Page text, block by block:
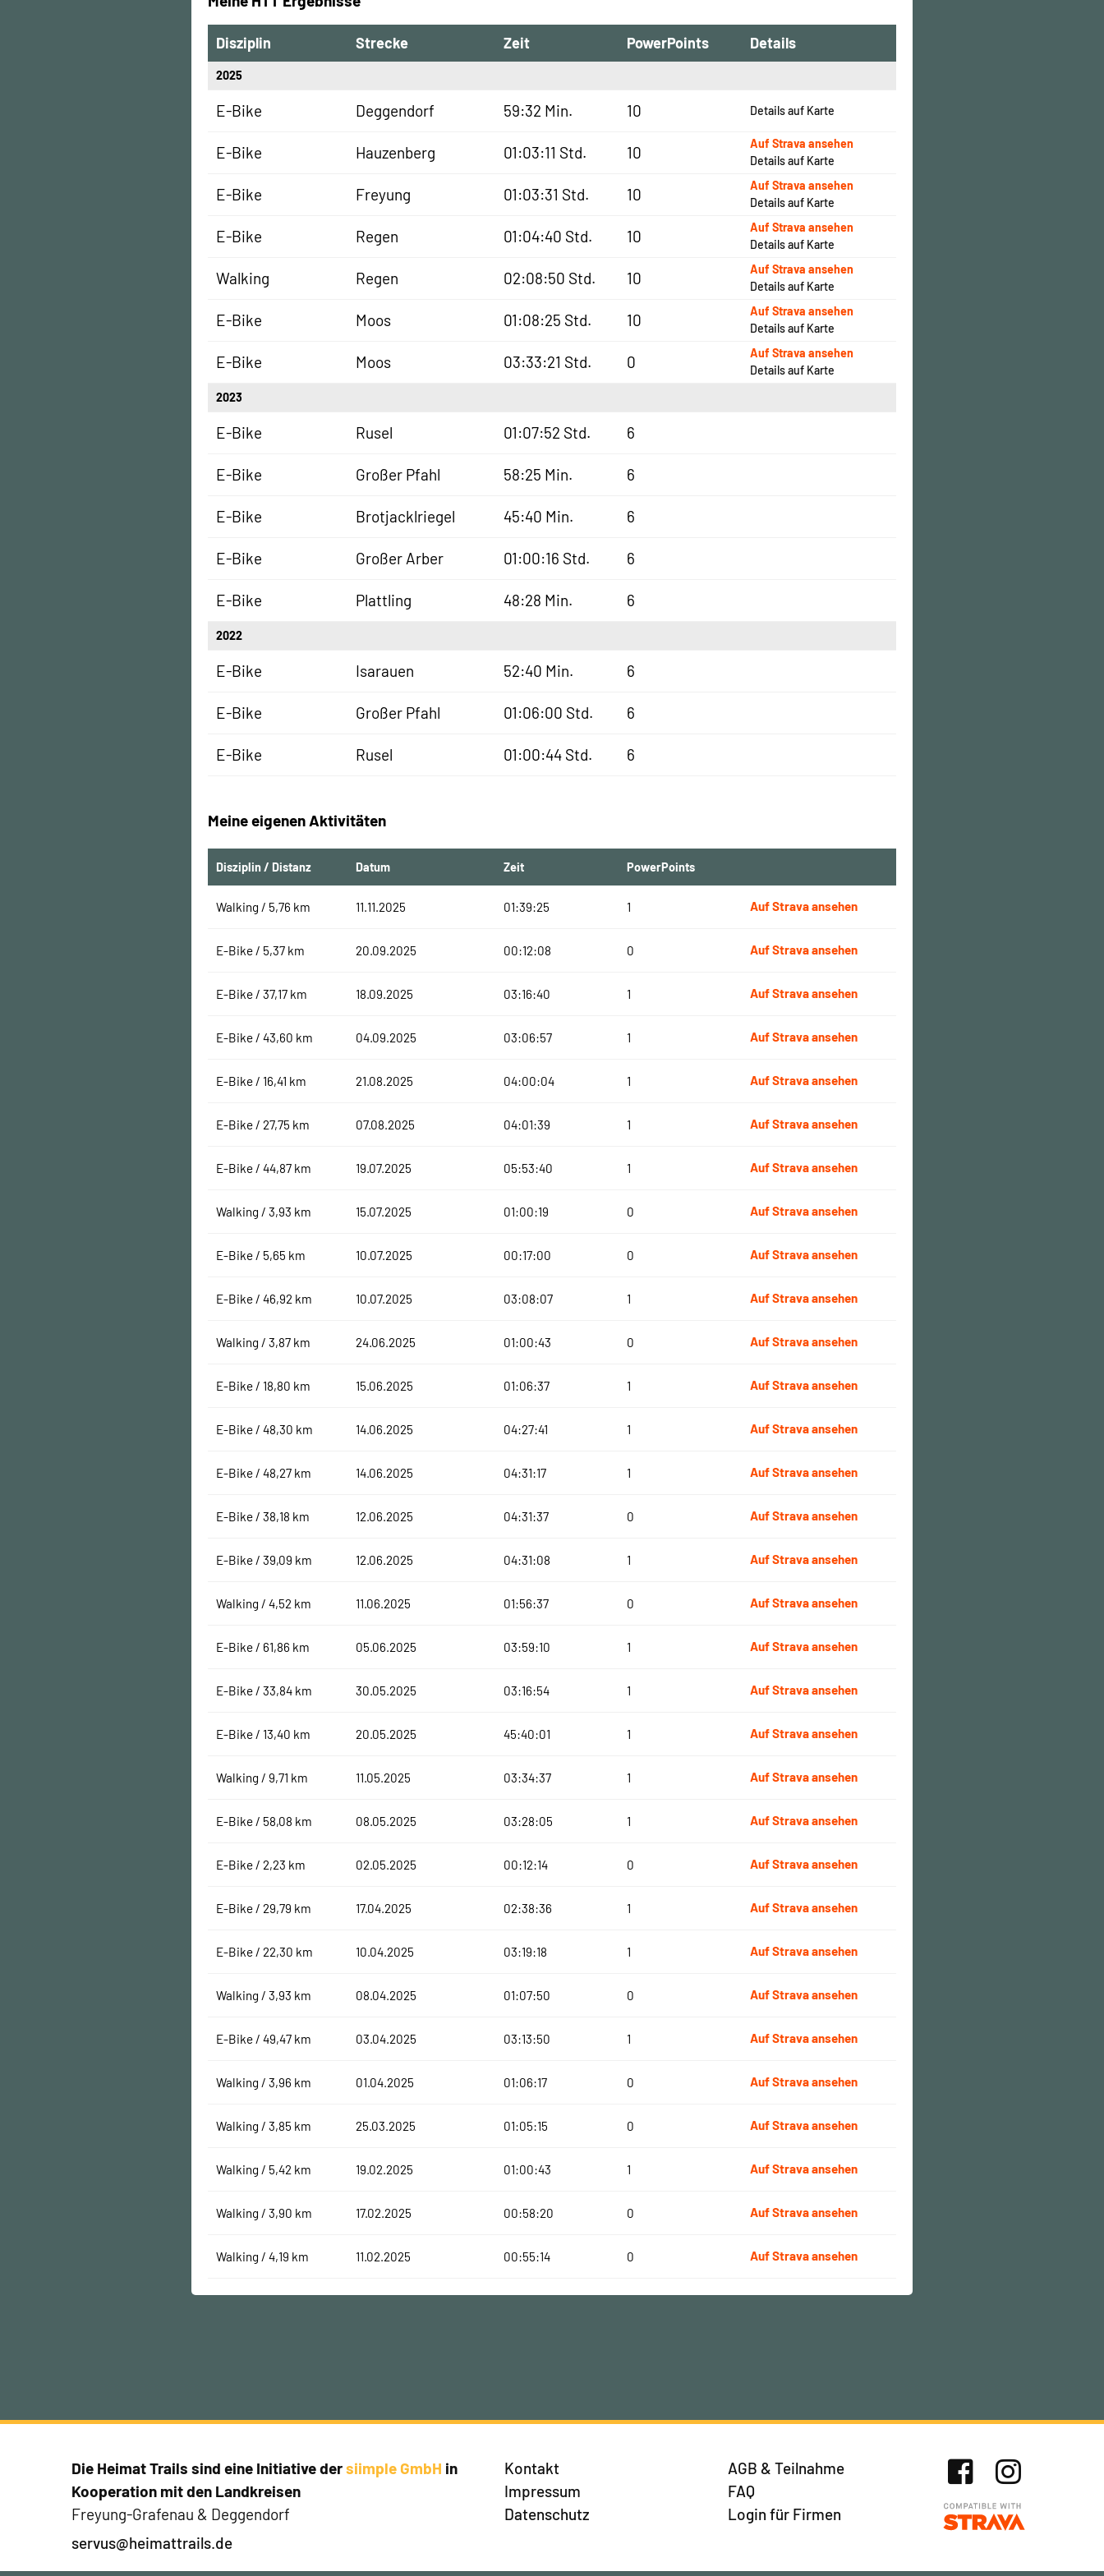
Disziplin Strecke Zeit PowerPoints Details
2025
E-Bike Deggendorf 59:32 Min. 10 Details auf Karte
E-Bike Hauzenberg 01:03:11 Std. 10
Auf Strava ansehen
Details auf Karte
E-Bike Freyung 01:03:31 Std. 10
Auf Strava ansehen
Details auf Karte
E-Bike Regen 01:04:40 Std. 10
Auf Strava ansehen
Details auf Karte
Walking Regen 02:08:50 Std. 10
Auf Strava ansehen
Details auf Karte
E-Bike Moos 01:08:25 Std. 10
Auf Strava ansehen
Details auf Karte
E-Bike Moos 03:33:21 Std. 0
Auf Strava ansehen
Details auf Karte
2023
E-Bike Rusel 01:07:52 Std. 6
E-Bike Großer Pfahl 58:25 Min. 6
E-Bike Brotjacklriegel 45:40 Min. 6
E-Bike Großer Arber 01:00:16 Std. 6
E-Bike Plattling 48:28 Min. 6
2022
E-Bike Isarauen 52:40 Min. 6
E-Bike Großer Pfahl 01:06:00 Std. 6
E-Bike Rusel 01:00:44 Std. 6
Meine eigenen Aktivitäten
Disziplin / Distanz Datum Zeit PowerPoints
Walking / 5,76 km 11.11.2025 01:39:25 1 Auf Strava ansehen
E-Bike / 5,37 km 20.09.2025 00:12:08 0 Auf Strava ansehen
E-Bike / 37,17 km 18.09.2025 03:16:40 1 Auf Strava ansehen
E-Bike / 43,60 km 04.09.2025 03:06:57 1 Auf Strava ansehen
E-Bike / 16,41 km 21.08.2025 04:00:04 1 Auf Strava ansehen
E-Bike / 27,75 km 07.08.2025 04:01:39 1 Auf Strava ansehen
E-Bike / 44,87 km 19.07.2025 05:53:40 1 Auf Strava ansehen
Walking / 3,93 km 15.07.2025 01:00:19 0 Auf Strava ansehen
E-Bike / 5,65 km 10.07.2025 00:17:00 0 Auf Strava ansehen
E-Bike / 46,92 km 10.07.2025 03:08:07 1 Auf Strava ansehen
Walking / 3,87 km 24.06.2025 01:00:43 0 Auf Strava ansehen
E-Bike / 18,80 km 15.06.2025 01:06:37 1 Auf Strava ansehen
E-Bike / 48,30 km 14.06.2025 04:27:41 1 Auf Strava ansehen
E-Bike / 48,27 km 14.06.2025 04:31:17 1 Auf Strava ansehen
E-Bike / 38,18 km 12.06.2025 04:31:37 0 Auf Strava ansehen
E-Bike / 39,09 km 12.06.2025 04:31:08 1 Auf Strava ansehen
Walking / 4,52 km 11.06.2025 01:56:37 0 Auf Strava ansehen
E-Bike / 61,86 km 05.06.2025 03:59:10 1 Auf Strava ansehen
E-Bike / 33,84 km 30.05.2025 03:16:54 1 Auf Strava ansehen
E-Bike / 13,40 km 20.05.2025 45:40:01 1 Auf Strava ansehen
Walking / 9,71 km 11.05.2025 03:34:37 1 Auf Strava ansehen
E-Bike / 58,08 km 08.05.2025 03:28:05 1 Auf Strava ansehen
E-Bike / 2,23 km 02.05.2025 00:12:14 0 Auf Strava ansehen
E-Bike / 29,79 km 17.04.2025 02:38:36 1 Auf Strava ansehen
E-Bike / 22,30 km 10.04.2025 03:19:18 1 Auf Strava ansehen
Walking / 3,93 km 08.04.2025 01:07:50 0 Auf Strava ansehen
E-Bike / 49,47 km 03.04.2025 03:13:50 1 Auf Strava ansehen
Walking / 3,96 km 01.04.2025 01:06:17 0 Auf Strava ansehen
Walking / 3,85 km 25.03.2025 01:05:15 0 Auf Strava ansehen
Walking / 5,42 km 19.02.2025 01:00:43 1 Auf Strava ansehen
Walking / 3,90 km 17.02.2025 00:58:20 0 Auf Strava ansehen
Walking / 4,19 km 11.02.2025 00:55:14 0 Auf Strava ansehen
Die Heimat Trails sind eine Initiative dersiimple GmbH in
Kooperation mit den Landkreisen
Freyung-Grafenau & Deggendorf
servus@heimattrails.de
Kontakt
Impressum
Datenschutz
AGB & Teilnahme
FAQ
Login für Firmen